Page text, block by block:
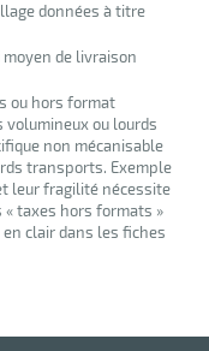
données à titre
de livraison
ou hors format
ou lourds
non mécanisable
transports. Exemple
leur fragilité nécessite
« taxes hors formats »
clair dans les fiches